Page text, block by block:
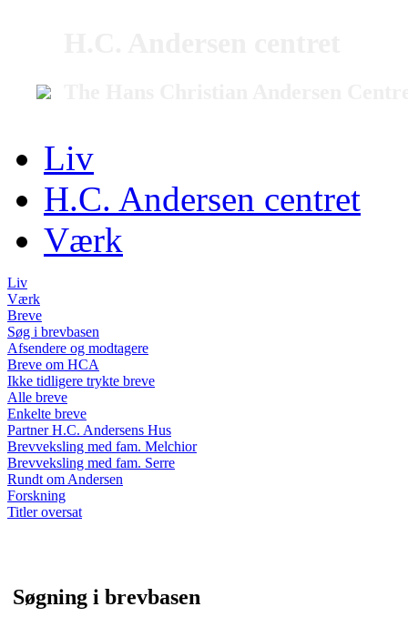
Liv
H.C. Andersen centret
Værk
Liv
Værk
Breve
Søg i brevbasen
Afsendere og modtagere
Breve om HCA
Ikke tidligere trykte breve
Alle breve
Enkelte breve
Partner H.C. Andersens Hus
Brevveksling med fam. Melchior
Brevveksling med fam. Serre
Rundt om Andersen
Forskning
Titler oversat
Søgning i brevbasen